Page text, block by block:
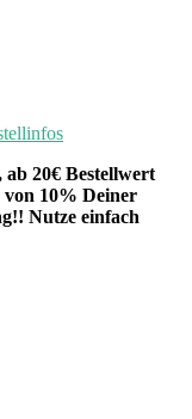
ab 20€ Bestellwert
10% Deiner
Nutze einfach